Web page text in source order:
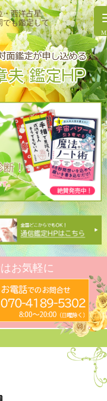
・西洋占星
でも鑑定して
お気軽に